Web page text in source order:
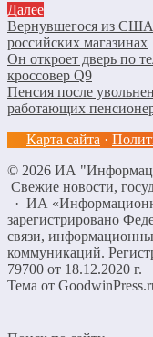
Далее
Вернувшегося из
российских магазинах
Он откроет дверь по
кроссовер Q9
Пенсия после
работающих
Карта сайта ·
© 2026 ИА
Свежие новости,
· ИА
зарегистрировано
связи,
коммуникаций.
79700 от 18.12.2020
Тема от